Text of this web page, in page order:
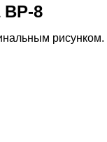
8
рисунком.